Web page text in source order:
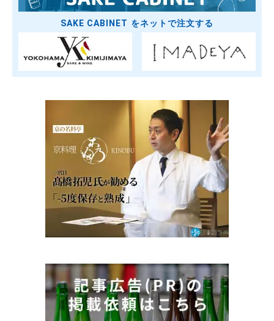
SAKE CABINET をネットで注文する